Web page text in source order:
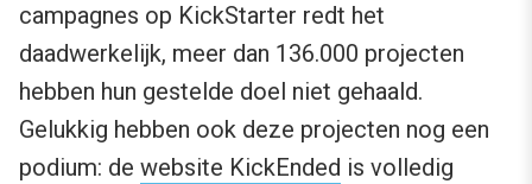
campagnes op KickStarter redt het
daadwerkelijk, meer dan 136.000 projecten
hebben hun gestelde doel niet gehaald.
Gelukkig hebben ook deze projecten nog een
podium: de website KickEnded is volledig